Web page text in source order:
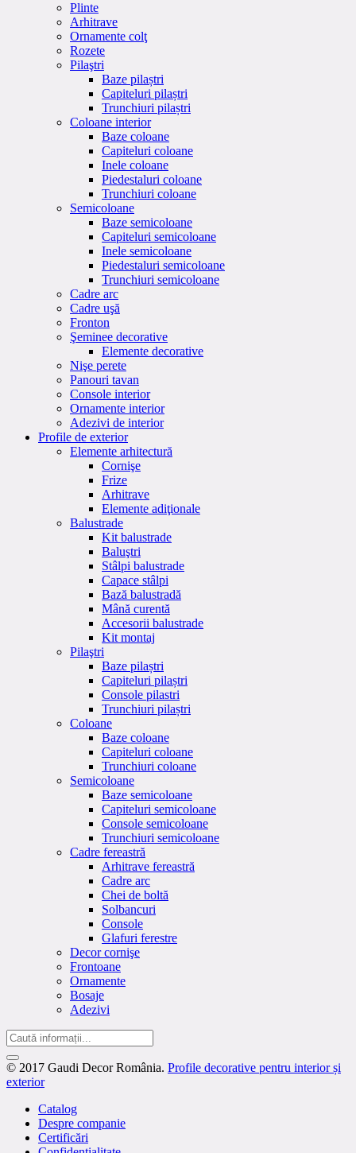
Plinte
Arhitrave
Ornamente colţ
Rozete
Pilaştri
Baze pilaștri
Capiteluri pilaștri
Trunchiuri pilaștri
Coloane interior
Baze coloane
Capiteluri coloane
Inele coloane
Piedestaluri coloane
Trunchiuri coloane
Semicoloane
Baze semicoloane
Capiteluri semicoloane
Inele semicoloane
Piedestaluri semicoloane
Trunchiuri semicoloane
Cadre arc
Cadre uşă
Fronton
Şeminee decorative
Elemente decorative
Nişe perete
Panouri tavan
Console interior
Ornamente interior
Adezivi de interior
Profile de exterior
Elemente arhitectură
Cornişe
Frize
Arhitrave
Elemente adiţionale
Balustrade
Kit balustrade
Baluştri
Stâlpi balustrade
Capace stâlpi
Bază balustradă
Mână curentă
Accesorii balustrade
Kit montaj
Pilaştri
Baze pilaștri
Capiteluri pilaștri
Console pilastri
Trunchiuri pilaștri
Coloane
Baze coloane
Capiteluri coloane
Trunchiuri coloane
Semicoloane
Baze semicoloane
Capiteluri semicoloane
Console semicoloane
Trunchiuri semicoloane
Cadre fereastră
Arhitrave fereastră
Cadre arc
Chei de boltă
Solbancuri
Console
Glafuri ferestre
Decor cornişe
Frontoane
Ornamente
Bosaje
Adezivi
© 2017 Gaudi Decor România. Profile decorative pentru interior și
exterior
Catalog
Despre companie
Certificări